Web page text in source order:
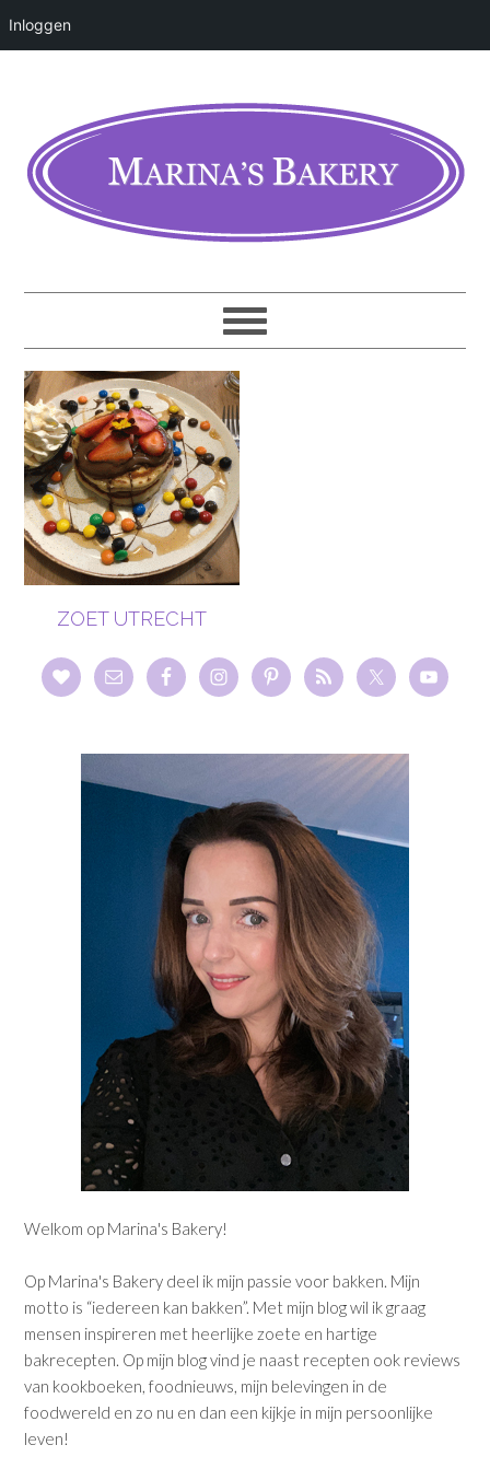
Inloggen
ZOET UTRECHT
Welkom op Marina's Bakery!
Op Marina's Bakery deel ik mijn passie voor bakken. Mijn
motto is “iedereen kan bakken”. Met mijn blog wil ik graag
mensen inspireren met heerlijke zoete en hartige
bakrecepten. Op mijn blog vind je naast recepten ook reviews
van kookboeken, foodnieuws, mijn belevingen in de
foodwereld en zo nu en dan een kijkje in mijn persoonlijke
leven!